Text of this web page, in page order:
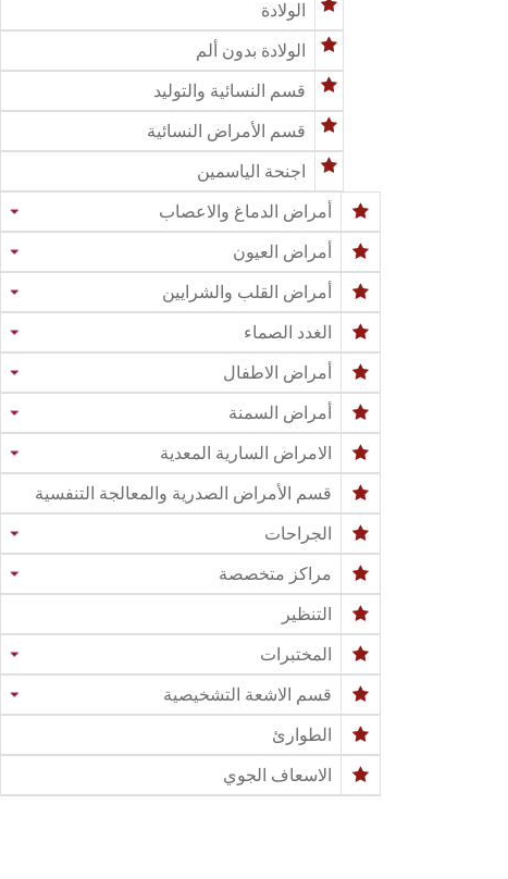
الولادة
الولادة بدون ألم
قسم النسائية والتوليد
قسم الأمراض النسائية
اجنحة الياسمين
أمراض الدماغ والاعصاب
أمراض العيون
أمراض القلب والشرايين
الغدد الصماء
أمراض الاطفال
أمراض السمنة
الامراض السارية المعدية
قسم الأمراض الصدرية والمعالجة التنفسية
الجراحات
مراكز متخصصة
التنظير
المختبرات
قسم الاشعة التشخيصية
الطوارئ
الاسعاف الجوي